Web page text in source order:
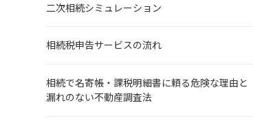
二次相続シミュレーション
相続税申告サービスの流れ
相続で名寄帳・課税明細書に頼る危険な理由と
漏れのない不動産調査法